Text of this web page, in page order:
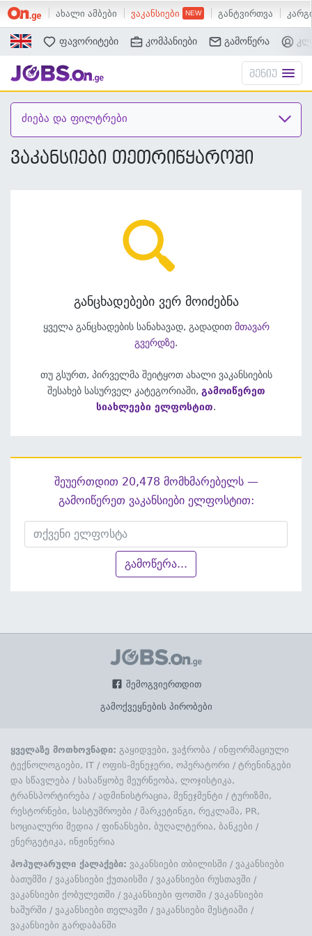
ახალი ამბები ვაკანსიები განტვირთვა
ძებნა
ფავორიტები კომპანიები გამოწერა
მენიუ
ძიება და ფილტრები
ვაკანსიები თეთრიწყაროში
განცხადებები ვერ მოიძებნა
ყველა განცხადების სანახავად, გადადით მთავარ
გვერდზე.
თუ გსურთ, პირველმა შეიტყოთ ახალი ვაკანსიების
შესახებ სასურველ კატეგორიაში, გამოიწერეთ
სიახლეები ელფოსტით.
შეუერთდით 20,478 მომხმარებელს —
გამოიწერეთ ვაკანსიები ელფოსტით:
გამოწერა...
შემოგვიერთდით
გამოქვეყნების პირობები
ყველაზე მოთხოვნადი: გაყიდვები, ვაჭრობა / ინფორმაციული
ტექნოლოგიები, IT / ოფის-მენეჯერი, ოპერატორი / ტრენინგები
და სწავლება / სასაწყობე მეურნეობა, ლოჯისტიკა,
ტრანსპორტირება / ადმინისტრაცია, მენეჯმენტი / ტურიზმი,
რესტორნები, სასტუმროები / მარკეტინგი, რეკლამა, PR,
სოციალური მედია / ფინანსები, ბუღალტერია, ბანკები /
ენერგეტიკა, ინჟინერია
პოპულარული ქალაქები: ვაკანსიები თბილისში / ვაკანსიები
ბათუმში / ვაკანსიები ქუთაისში / ვაკანსიები რუსთავში /
ვაკანსიები ქობულეთში / ვაკანსიები ფოთში / ვაკანსიები
ხაშურში / ვაკანსიები თელავში / ვაკანსიები მესტიაში /
ვაკანსიები გარდაბანში